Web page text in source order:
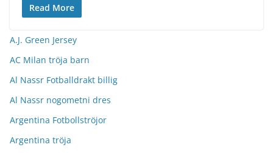
Read More
A.J. Green Jersey
AC Milan tröja barn
Al Nassr Fotballdrakt billig
Al Nassr nogometni dres
Argentina Fotbollströjor
Argentina tröja